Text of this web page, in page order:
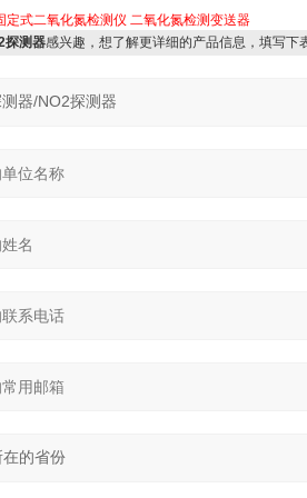
定式二氧化氮检测仪 二氧化氮检测变送器
探测器感兴趣，想了解更详细的产品信息，填写下